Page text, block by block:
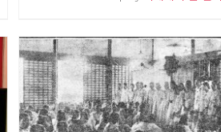
집후기 : 사람을 만나다 ■ 편집위원 : 김석
나도원, 안보영, 이용규, 적야, 현린